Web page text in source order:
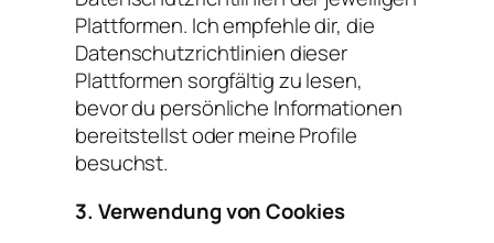
Plattformen. Ich empfehle dir, die
Datenschutzrichtlinien dieser
Plattformen sorgfältig zu lesen,
bevor du persönliche Informationen
bereitstellst oder meine Profile
besuchst.
3. Verwendung von Cookies